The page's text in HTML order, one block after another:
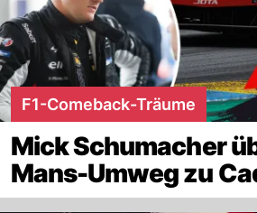
F1-Comeback-Träume
Mick Schumacher
Mans-Umweg zu